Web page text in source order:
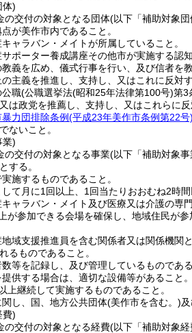
体)
の交付の対象となる団体(以下「補助対象
が美作市内であること。
ャラバン・メイトが所属していること。
ポーター養成講座その他市が実施する認
教義を広め、儀式行事を行い、及び信者を
主義を推進し、支持し、又はこれに反対
公職(公職選挙法(昭和25年法律第100号)第3
は政党を推薦し、支持し、又はこれらに
力団排除条例(平成23年美作市条例第22号)
ないこと。
業)
の交付の対象となる事業(以下「補助対象
する。
施するものであること。
して月に1回以上、1回当たりおおむね2時
ャラバン・メイト及び医療又は介護の専
が参加できる会場を確保し、地域住民が
域支援推進員を含む関係者又は関係機関
るものであること。
等を記録し、及び管理しているものである
供する場合は、適切な設備等があること。
上継続して実施するものであること。
し、国、地方公共団体(美作市を含む。)
費)
の交付の対象となる経費(以下「補助対象